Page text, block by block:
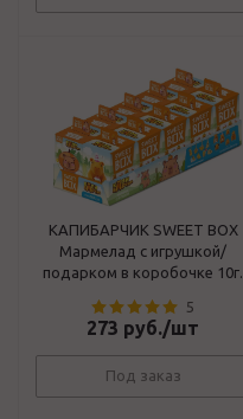
КАПИБАРЧИК SWEET BOX
Мармелад с игрушкой/
подарком в коробочке 10г.
5
273 руб./шт
Под заказ